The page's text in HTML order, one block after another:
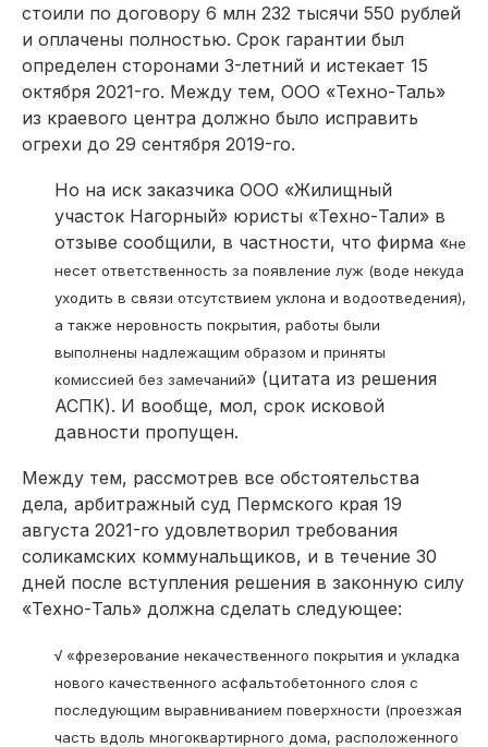
стоили по договору 6 млн 232 тысячи 550 рублей
и оплачены полностью. Срок гарантии был
определен сторонами 3-летний и истекает 15
октября 2021-го. Между тем, ООО «Техно-Таль»
из краевого центра должно было исправить
огрехи до 29 сентября 2019-го.
Но на иск заказчика ООО «Жилищный
участок Нагорный» юристы «Техно-Тали» в
отзыве сообщили, в частности, что фирма «не
несет ответственность за появление луж (воде некуда
уходить в связи отсутствием уклона и водоотведения),
а также неровность покрытия, работы были
выполнены надлежащим образом и приняты
комиссией без замечаний» (цитата из решения
АСПК). И вообще, мол, срок исковой
давности пропущен.
Между тем, рассмотрев все обстоятельства
дела, арбитражный суд Пермского края 19
августа 2021-го удовлетворил требования
соликамских коммунальщиков, и в течение 30
дней после вступления решения в законную силу
«Техно-Таль» должна сделать следующее:
√ «фрезерование некачественного покрытия и укладка
нового качественного асфальтобетонного слоя с
последующим выравниванием поверхности (проезжая
часть вдоль многоквартирного дома, расположенного